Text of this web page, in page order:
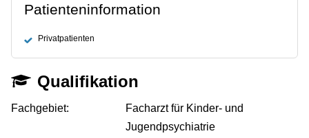
Patienteninformation
Privatpatienten
Qualifikation
Fachgebiet:
Facharzt für Kinder- und
Jugendpsychiatrie